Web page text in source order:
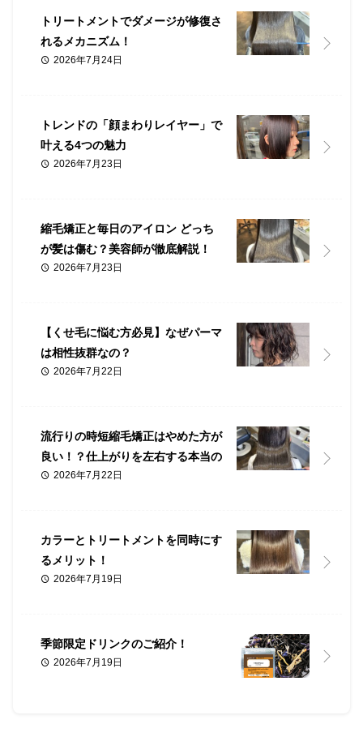
トリートメントでダメージが修復さ
れるメカニズム！
2026年7月24日
トレンドの「顔まわりレイヤー」で
叶える4つの魅力
2026年7月23日
縮毛矯正と毎日のアイロン どっち
が髪は傷む？美容師が徹底解説！
2026年7月23日
【くせ毛に悩む方必見】なぜパーマ
は相性抜群なの？
2026年7月22日
流行りの時短縮毛矯正はやめた方が
良い！？仕上がりを左右する本当の
理由を美容師が解説
2026年7月22日
カラーとトリートメントを同時にす
るメリット！
2026年7月19日
季節限定ドリンクのご紹介！
2026年7月19日